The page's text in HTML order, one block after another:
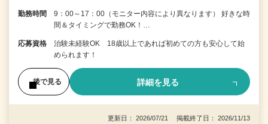
勤務時間
9：00～17：00（モニター内容により異なります） 好きな時
間＆タイミングで勤務OK！…
応募資格
治験未経験OK 18歳以上であれば初めての方も安心して始
められます！
後で見る 詳細を見る
更新日： 2026/07/21 掲載終了日： 2026/11/13